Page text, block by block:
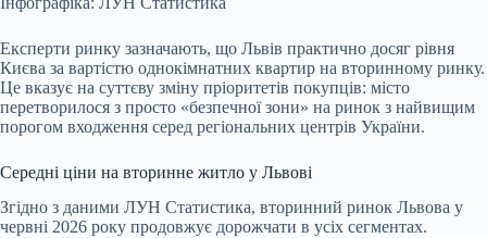
Експерти ринку зазначають, що Львів практично досяг рівня
Києва за вартістю однокімнатних квартир на вторинному ринку.
Це вказує на суттєву зміну пріоритетів покупців: місто
перетворилося з просто «безпечної зони» на ринок з найвищим
порогом входження серед регіональних центрів України.
Середні ціни на вторинне житло у Львові
Згідно з даними ЛУН Статистика, вторинний ринок Львова у
червні 2026 року продовжує дорожчати в усіх сегментах.